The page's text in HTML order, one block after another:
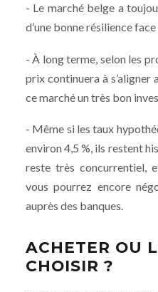
- Le marché belge a
d’une bonne résilience
- À long terme, selon les
prix continuera à s’aligner
ce marché un très bon
- Même si les taux
environ 4,5 %, ils restent
reste très concurrentiel,
vous pourrez encore
auprès des banques.
ACHETER OU
CHOISIR ?